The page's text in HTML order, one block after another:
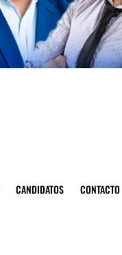
CANDIDATOS CONTACTO